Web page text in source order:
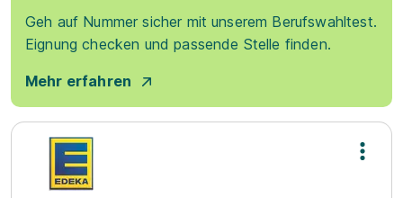
Geh auf Nummer sicher mit unserem Berufswahltest.
Eignung checken und passende Stelle finden.
Mehr erfahren